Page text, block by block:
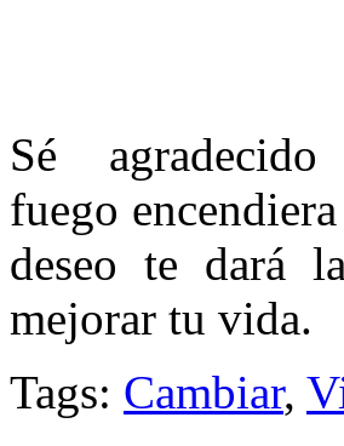
Sé
fuego
deseo te dará
mejorar tu vida.
Tags: Cambiar,